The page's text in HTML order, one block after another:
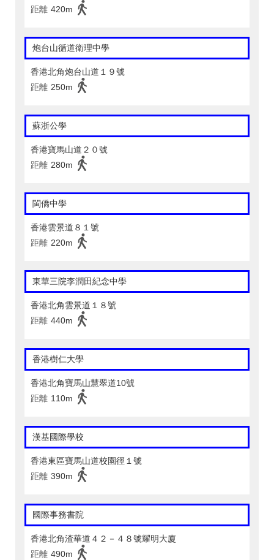
距離 420m
炮台山循道衛理中學
香港北角炮台山道１９號
距離 250m
蘇浙公學
香港寶馬山道２０號
距離 280m
閩僑中學
香港雲景道８１號
距離 220m
東華三院李潤田紀念中學
香港北角雲景道１８號
距離 440m
香港樹仁大學
香港北角寶馬山慧翠道10號
距離 110m
漢基國際學校
香港東區寶馬山道校園徑１號
距離 390m
國際事務書院
香港北角渣華道４２－４８號耀明大廈
距離 490m